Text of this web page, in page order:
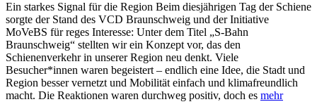
Ein starkes Signal für die Region Beim diesjährigen Tag der Schiene
sorgte der Stand des VCD Braunschweig und der Initiative
MoVeBS für reges Interesse: Unter dem Titel „S-Bahn
Braunschweig“ stellten wir ein Konzept vor, das den
Schienenverkehr in unserer Region neu denkt. Viele
Besucher*innen waren begeistert – endlich eine Idee, die Stadt und
Region besser vernetzt und Mobilität einfach und klimafreundlich
macht. Die Reaktionen waren durchweg positiv, doch es mehr